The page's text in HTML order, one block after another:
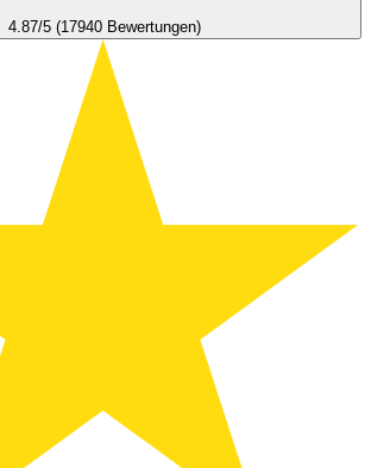
4.87/5 (17940 Bewertungen)